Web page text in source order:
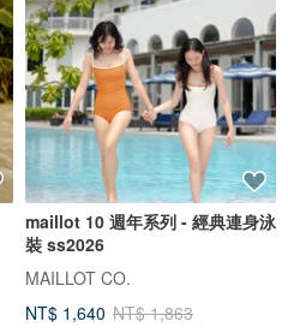
maillot 10 週年系列 - 經典連身泳
裝 ss2026
MAILLOT CO.
NT$ 1,640 NT$ 1,863